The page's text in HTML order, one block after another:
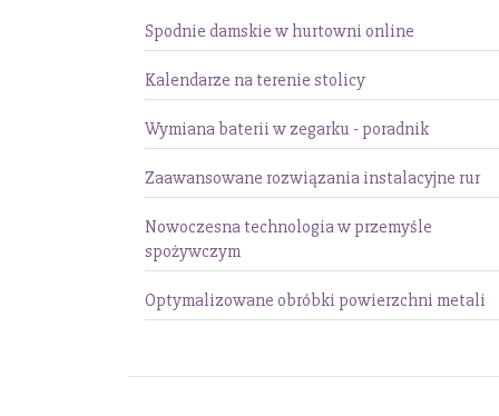
Spodnie damskie w hurtowni online
Kalendarze na terenie stolicy
Wymiana baterii w zegarku - poradnik
Zaawansowane rozwiązania instalacyjne rur
Nowoczesna technologia w przemyśle
spożywczym
Optymalizowane obróbki powierzchni metali